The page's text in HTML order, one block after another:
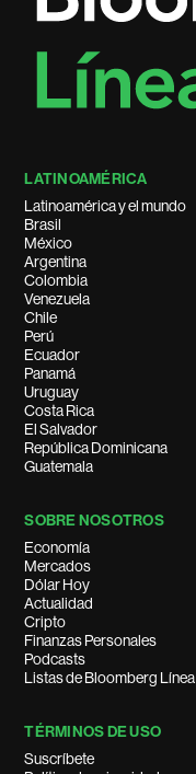
LATINOAMÉRICA
Latinoamérica y el mundo
Brasil
México
Argentina
Colombia
Venezuela
Chile
Perú
Ecuador
Panamá
Uruguay
Costa Rica
El Salvador
República Dominicana
Guatemala
SOBRE NOSOTROS
Economía
Mercados
Dólar Hoy
Actualidad
Cripto
Finanzas Personales
Podcasts
Listas de Bloomberg Línea
TÉRMINOS DE USO
Suscríbete